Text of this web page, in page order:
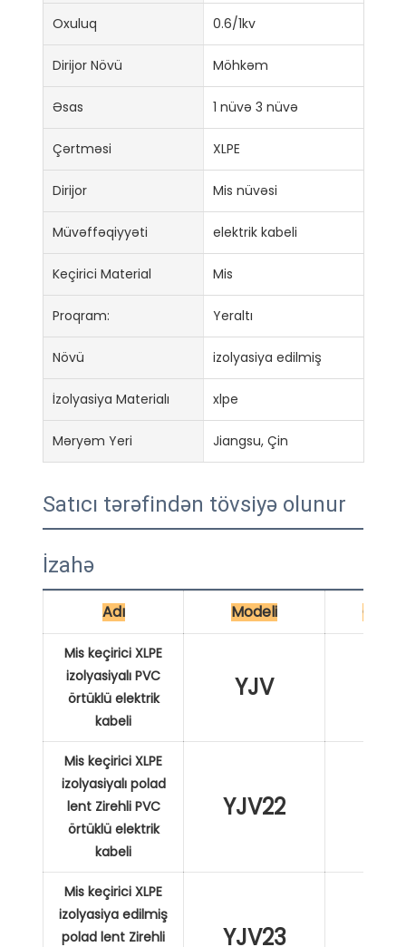
Oxuluq 0.6/1kv
Dirijor Növü Möhkəm
Əsas 1 nüvə 3 nüvə
Çərtməsi XLPE
Dirijor Mis nüvəsi
Müvəffəqiyyəti elektrik kabeli
Keçirici Material Mis
Proqram: Yeraltı
Növü izolyasiya edilmiş
İzolyasiya Materialı xlpe
Məryəm Yeri Jiangsu, Çin
Satıcı tərəfindən tövsiyə olunur
İzahə
Adı Modeli
Mis keçirici XLPE
izolyasiyalı PVC
örtüklü elektrik
kabeli
YJV
Mis keçirici XLPE
izolyasiyalı polad
lent Zirehli PVC
örtüklü elektrik
kabeli
YJV22
Mis keçirici XLPE
izolyasiya edilmiş
polad lent Zirehli
YJV23